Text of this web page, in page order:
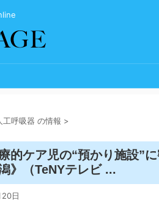
呼吸器 の情報 >
的ケア児の“預かり施設”
》（TeNYテレビ ...
日